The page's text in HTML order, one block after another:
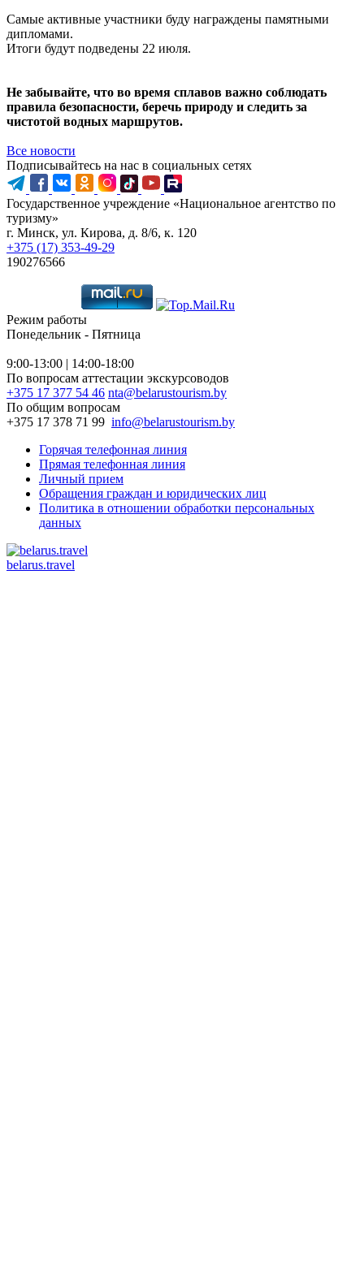
Самые активные участники буду награждены памятными
дипломами.
Итоги будут подведены 22 июля.
Не забывайте, что во время сплавов важно соблюдать
правила безопасности, беречь природу и следить за
чистотой водных маршрутов.
Все новости
Подписывайтесь на нас в социальных сетях
Государственное учреждение «Национальное агентство по
туризму»
г. Минск, ул. Кирова, д. 8/6, к. 120
+375 (17) 353-49-29
190276566
Режим работы
Понедельник - Пятница
9:00-13:00 | 14:00-18:00
По вопросам аттестации экскурсоводов
+375 17 377 54 46 nta@belarustourism.by
По общим вопросам
+375 17 378 71 99 info@belarustourism.by
Горячая телефонная линия
Прямая телефонная линия
Личный прием
Обращения граждан и юридических лиц
Политика в отношении обработки персональных
данных
belarus.travel